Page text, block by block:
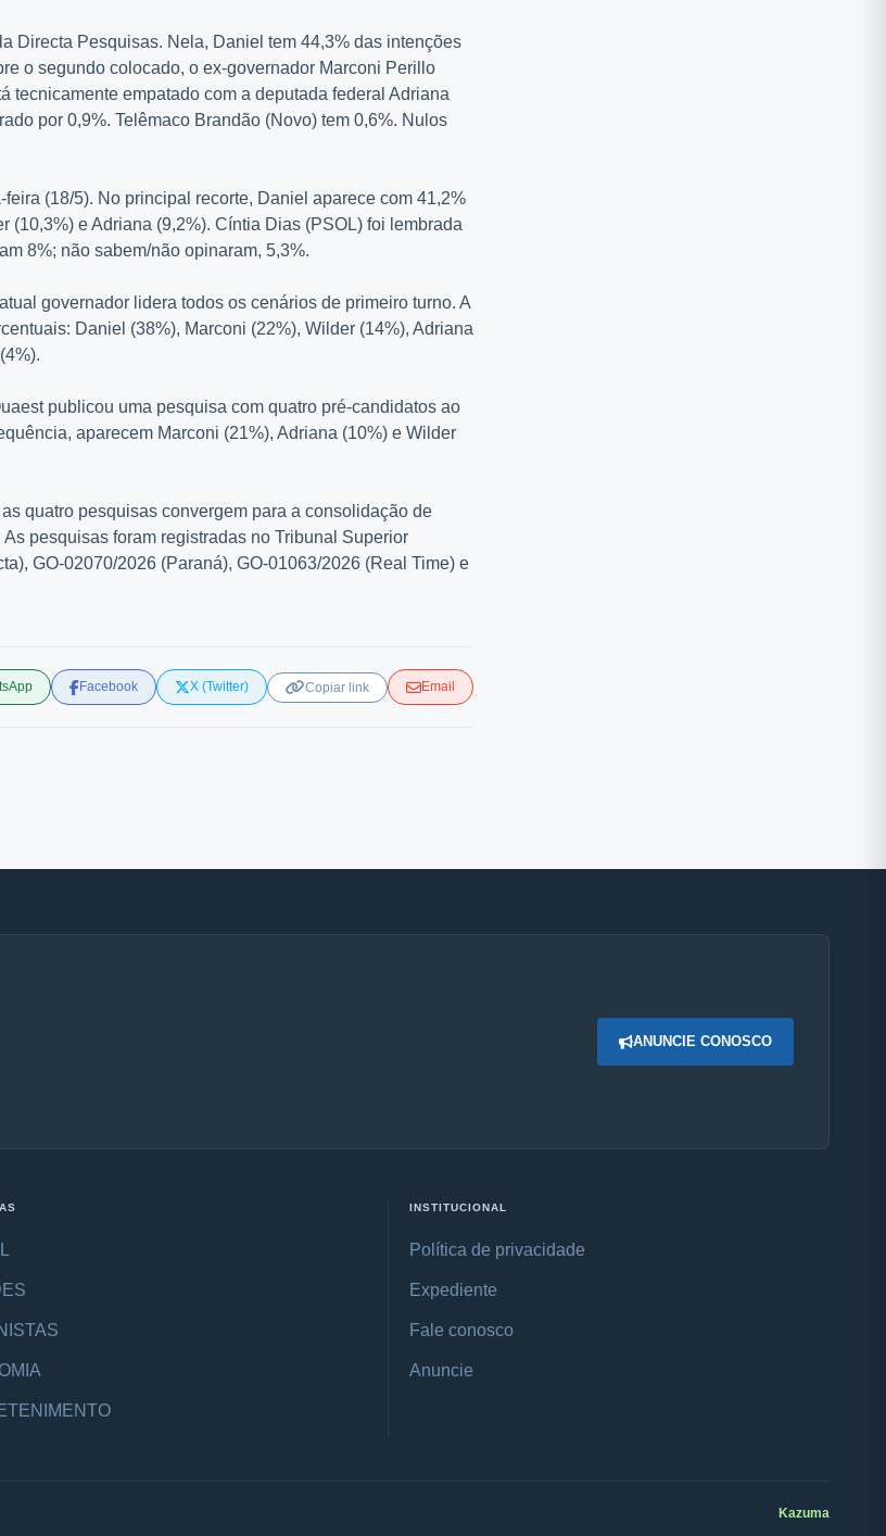
Directa Pesquisas. Nela, Daniel tem 44,3% das intenções
o segundo colocado, o ex-governador Marconi Perillo
tecnicamente empatado com a deputada federal Adriana
por 0,9%. Telêmaco Brandão (Novo) tem 0,6%. Nulos
(18/5). No principal recorte, Daniel aparece com 41,2%
e Adriana (9,2%). Cíntia Dias (PSOL) foi lembrada
8%; não sabem/não opinaram, 5,3%.
governador lidera todos os cenários de primeiro turno. A
Daniel (38%), Marconi (22%), Wilder (14%), Adriana
publicou uma pesquisa com quatro pré-candidatos ao
aparecem Marconi (21%), Adriana (10%) e Wilder
quatro pesquisas convergem para a consolidação de
pesquisas foram registradas no Tribunal Superior
GO-02070/2026 (Paraná), GO-01063/2026 (Real Time) e
Facebook X (Twitter) Copiar link Email
ANUNCIE CONOSCO
INSTITUCIONAL
Política de privacidade
Expediente
Fale conosco
Anuncie
Kazuma